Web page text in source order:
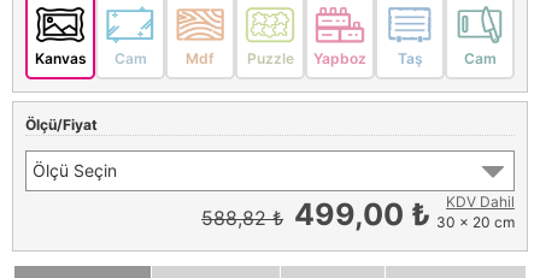
Kanvas Cam Mdf Puzzle Yapboz Taş Cam
Ölçü/Fiyat
Ölçü Seçin
588,82 ₺ 499,00 ₺
KDV Dahil
30 x 20 cm